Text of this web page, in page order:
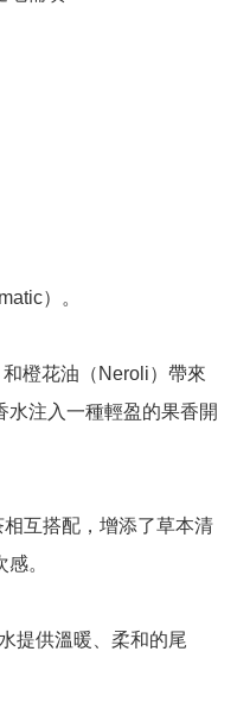
）。
橙花油（Neroli）帶來
水注入一種輕盈的果香開
互搭配，增添了草本清
。
提供溫暖、柔和的尾